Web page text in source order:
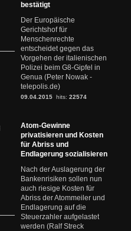
bestätigt
Der Europäische
Gerichtshof für
Menschenrechte
entscheidet gegen das
Vorgehen der italienischen
Polizei beim G8-Gipfel in
Genua (Peter Nowak -
telepolis.de)
09.04.2015 hits: 22574
Atom-Gewinne
privatisieren und Kosten
für Abriss und
Endlagerung sozialisieren
Nach der Auslagerung der
Bankenrisiken sollen nun
auch riesige Kosten für
Abriss der Atommeiler und
Endlagerung auf die
Steuerzahler aufgelastet
werden (Ralf Streck